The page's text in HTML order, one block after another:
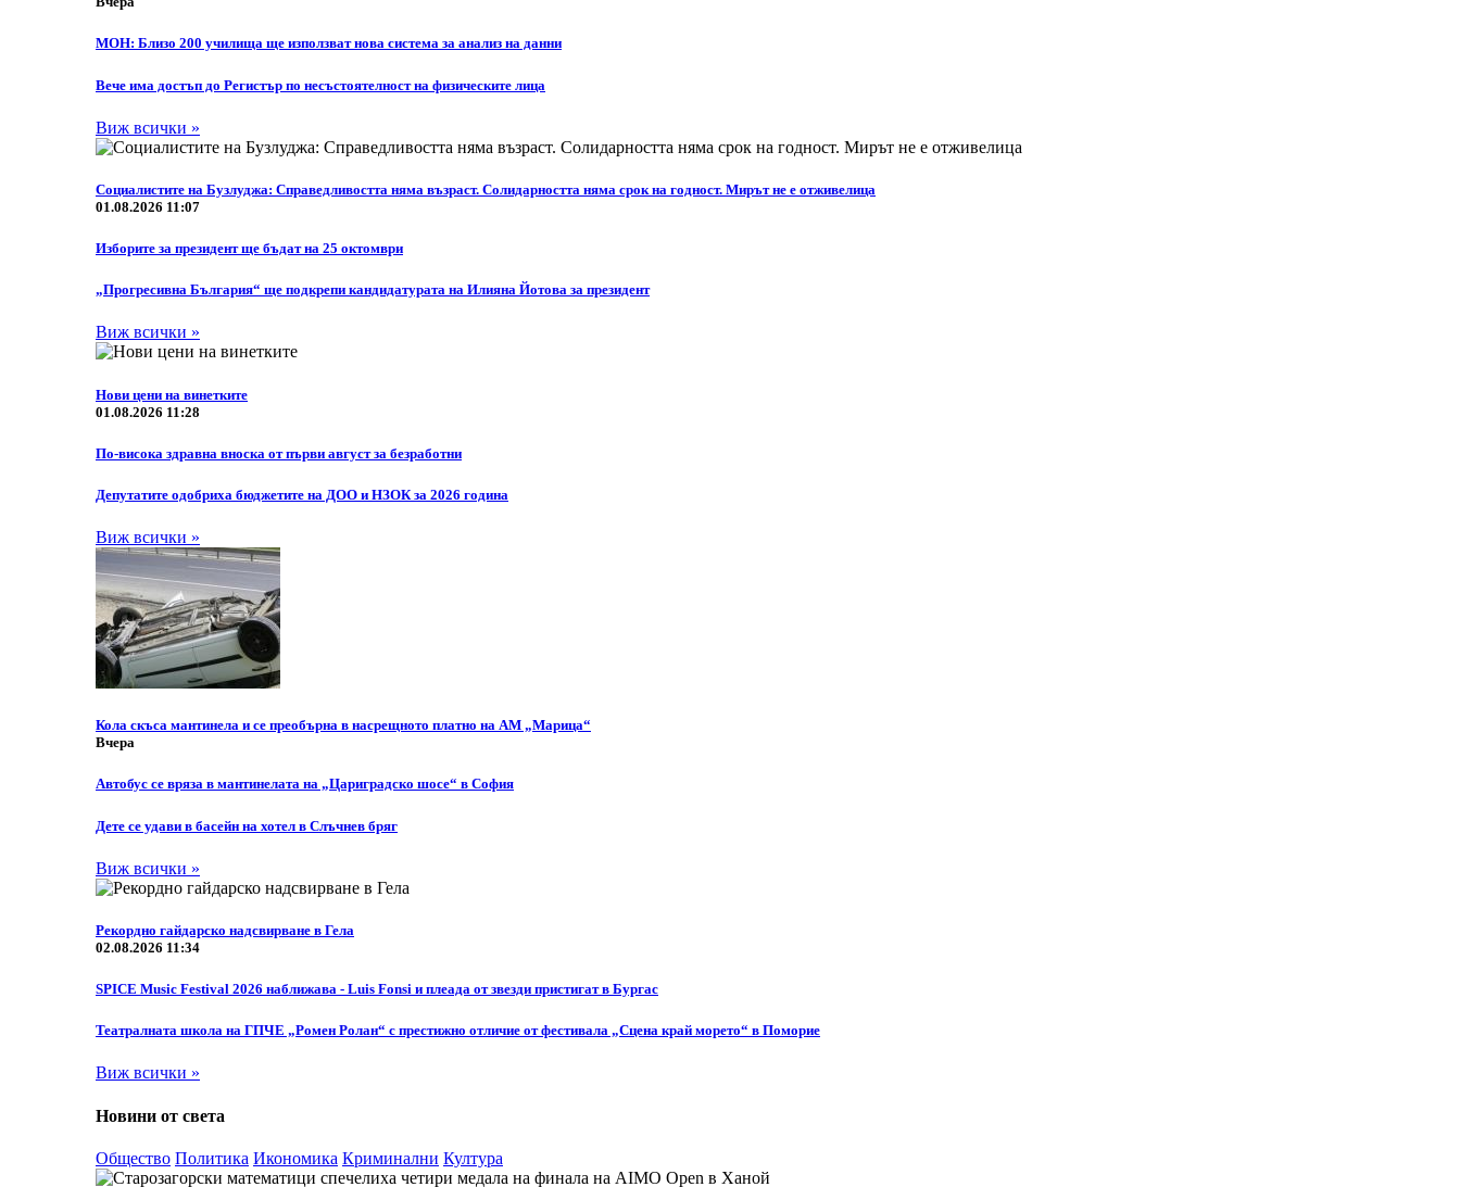
МОН: Близо 200 училища ще използват нова система за анализ на данни
Вече има достъп до Регистър по несъстоятелност на физическите лица
Виж всички »
Социалистите на Бузлуджа: Справедливостта няма възраст. Солидарността няма срок на годност. Мирът не е отживелица
01.08.2026 11:07
Изборите за президент ще бъдат на 25 октомври
„Прогресивна България“ ще подкрепи кандидатурата на Илияна Йотова за президент
Виж всички »
Нови цени на винетките
01.08.2026 11:28
По-висока здравна вноска от първи август за безработни
Депутатите одобриха бюджетите на ДОО и НЗОК за 2026 година
Виж всички »
Кола скъса мантинела и се преобърна в насрещното платно на АМ „Марица“
Вчера
Автобус се вряза в мантинелата на „Цариградско шосе“ в София
Дете се удави в басейн на хотел в Слъчнев бряг
Виж всички »
Рекордно гайдарско надсвирване в Гела
02.08.2026 11:34
SPICE Music Festival 2026 наближава - Luis Fonsi и плеада от звезди пристигат в Бургас
Театралната школа на ГПЧЕ „Ромен Ролан“ с престижно отличие от фестивала „Сцена край морето“ в Поморие
Виж всички »
Новини от света
Общество Политика Икономика Криминални Култура